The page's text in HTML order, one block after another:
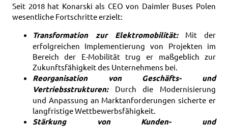
Seit 2018 hat Konarski als CEO von Daimler Buses Polen
wesentliche Fortschritte erzielt:
Transformation zur Elektromobilität:Mit der
erfolgreichen Implementierung von Projekten im
Bereich der E-Mobilität trug er maßgeblich zur
Zukunftsfähigkeit des Unternehmens bei.
Reorganisation von Geschäfts- und
Vertriebsstrukturen:Durch die Modernisierung
und Anpassung an Marktanforderungen sicherte er
langfristige Wettbewerbsfähigkeit.
Stärkung von Kunden- und